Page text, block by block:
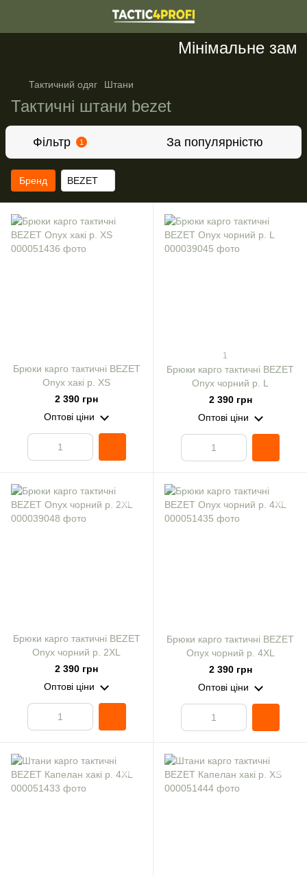
Мінімальне
Тактичний одяг Штани
Тактичні штани bezet
Фільтр 1 За популярністю
Бренд BEZET
Брюки карго тактичні BEZET
Onyx хакі р. XS
2 390 грн
Оптові ціни
1
Брюки карго тактичні BEZET
Onyx чорний р. L
2 390 грн
Оптові ціни
Брюки карго тактичні BEZET
Onyx чорний р. 2XL
2 390 грн
Оптові ціни
Брюки карго тактичні BEZET
Onyx чорний р. 4XL
2 390 грн
Оптові ціни